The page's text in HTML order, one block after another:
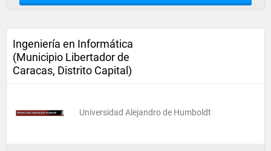
Ingeniería en Informática
(Municipio Libertador de
Caracas, Distrito Capital)
Universidad Alejandro de Humboldt